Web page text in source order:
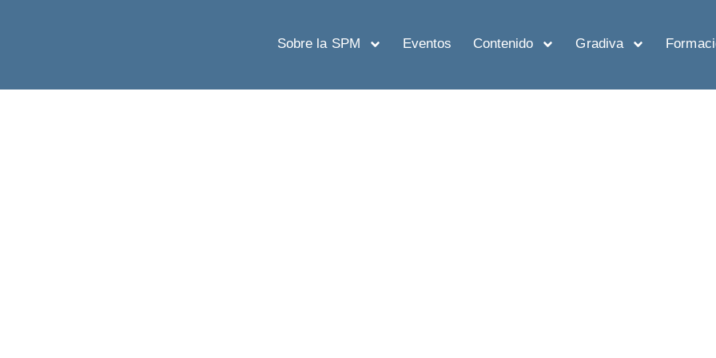
Sobre la SPM Eventos Contenido Gradiva